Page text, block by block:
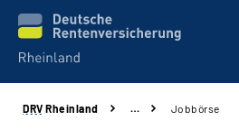
Aktuelles
DRV Rheinland … Jobbörse